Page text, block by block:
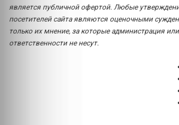
является публичной офертой. Любые
посетителей сайта являются оценочными
только их мнение, за которые администрация
ответственности не несут.